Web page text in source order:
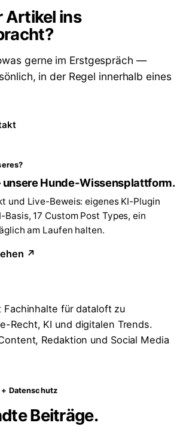
Artikel ins
gerne im Erstgespräch —
in der Regel innerhalb eines
Hunde-Wissensplattform.
und Live-Beweis: eigenes KI-Plugin
17 Custom Post Types, ein
am Laufen halten.
↗
für dataloft zu
Recht, KI und digitalen Trends.
Redaktion und Social Media
Datenschutz
Beiträge.